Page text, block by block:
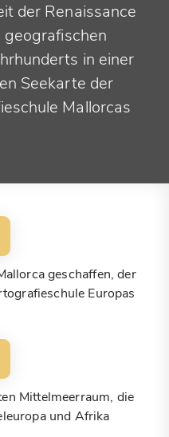
der Renaissance
geografischen
in einer
Seekarte der
Mallorcas
geschaffen, der
Europas
Mittelmeerraum, die
und Afrika